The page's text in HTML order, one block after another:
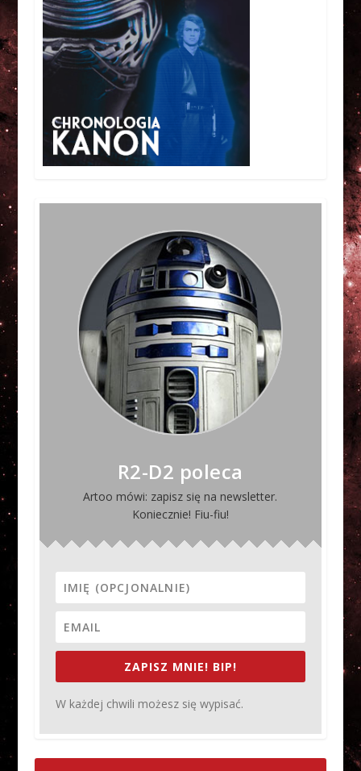
R2-D2 poleca
Artoo mówi: zapisz się na newsletter.
Koniecznie! Fiu-fiu!
ZAPISZ MNIE! BIP!
W każdej chwili możesz się wypisać.